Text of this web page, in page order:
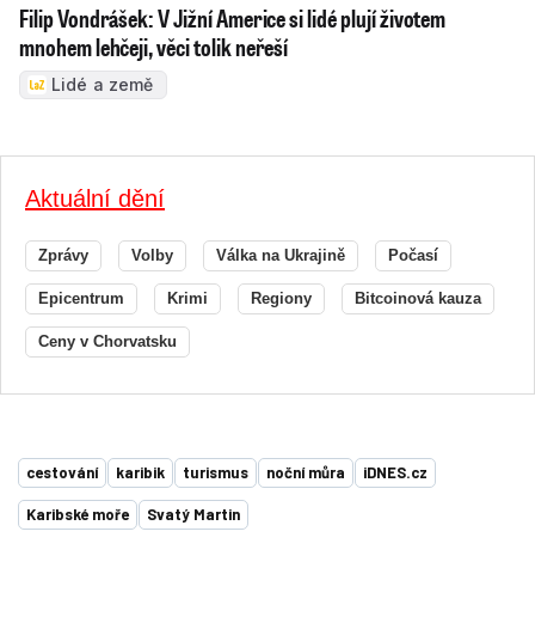
Filip Vondrášek: V Jižní Americe si lidé plují životem
mnohem lehčeji, věci tolik neřeší
Lidé a země
Aktuální dění
Zprávy Volby Válka na Ukrajině Počasí
Epicentrum Krimi Regiony Bitcoinová kauza
Ceny v Chorvatsku
cestování karibik turismus noční můra iDNES.cz
Karibské moře Svatý Martin